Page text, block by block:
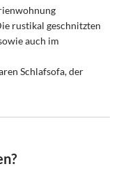
rustikal geschnitzten
auch im
Schlafsofa, der